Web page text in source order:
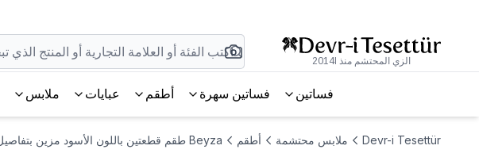
الزي المحتشم منذ 2014l
فساتين فساتين سهرة أطقم عبايات ملابس
Devr-i Tesettür ملابس محتشمة أطقم Beyza طقم قطعتين باللون الأسود مزين بتفاصيل الخرز